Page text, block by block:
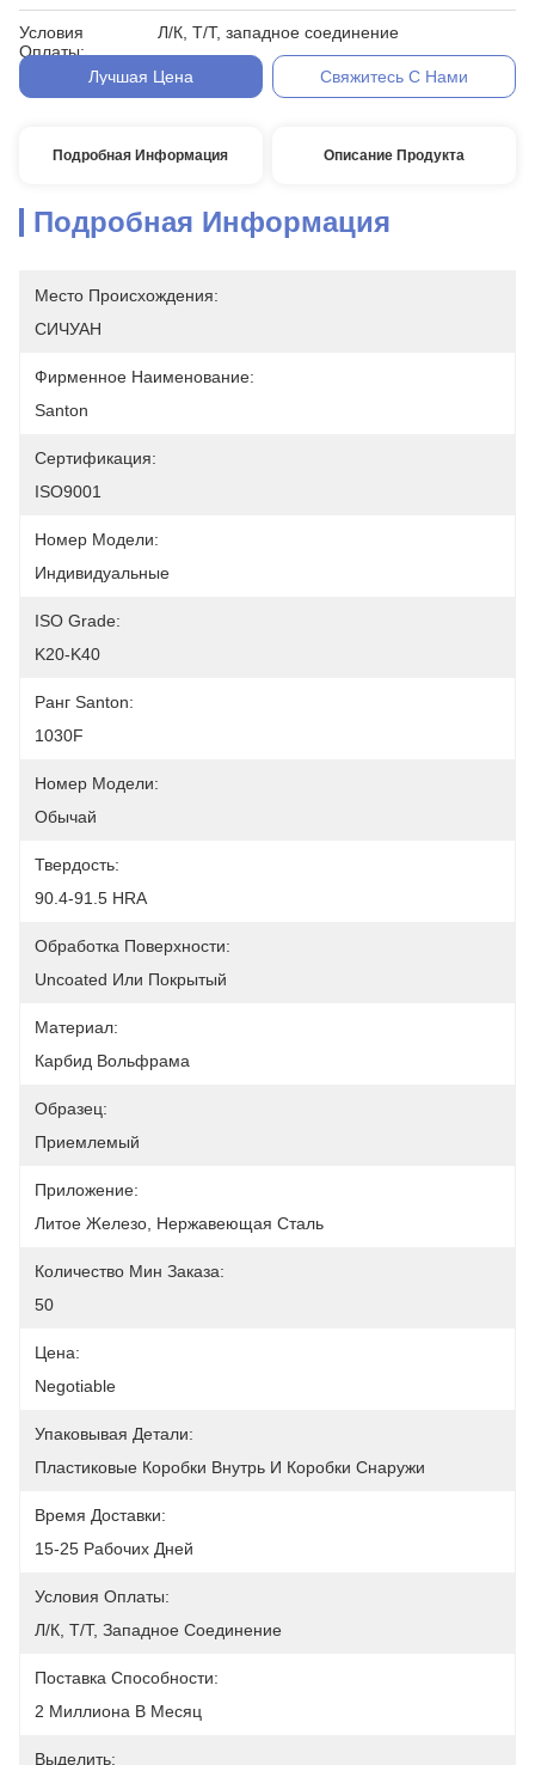
Условия
Оплаты:
Л/К, Т/Т, западное соединение
Лучшая Цена Свяжитесь С Нами
Подробная Информация Описание Продукта
Подробная Информация
Место Происхождения:
СИЧУАН
Фирменное Наименование:
Santon
Сертификация:
ISO9001
Номер Модели:
Индивидуальные
ISO Grade:
K20-K40
Ранг Santon:
1030F
Номер Модели:
Обычай
Твердость:
90.4-91.5 HRA
Обработка Поверхности:
Uncoated Или Покрытый
Материал:
Карбид Вольфрама
Образец:
Приемлемый
Приложение:
Литое Железо, Нержавеющая Сталь
Количество Мин Заказа:
50
Цена:
Negotiable
Упаковывая Детали:
Пластиковые Коробки Внутрь И Коробки Снаружи
Время Доставки:
15-25 Рабочих Дней
Условия Оплаты:
Л/К, Т/Т, Западное Соединение
Поставка Способности:
2 Миллиона В Месяц
Выделить: